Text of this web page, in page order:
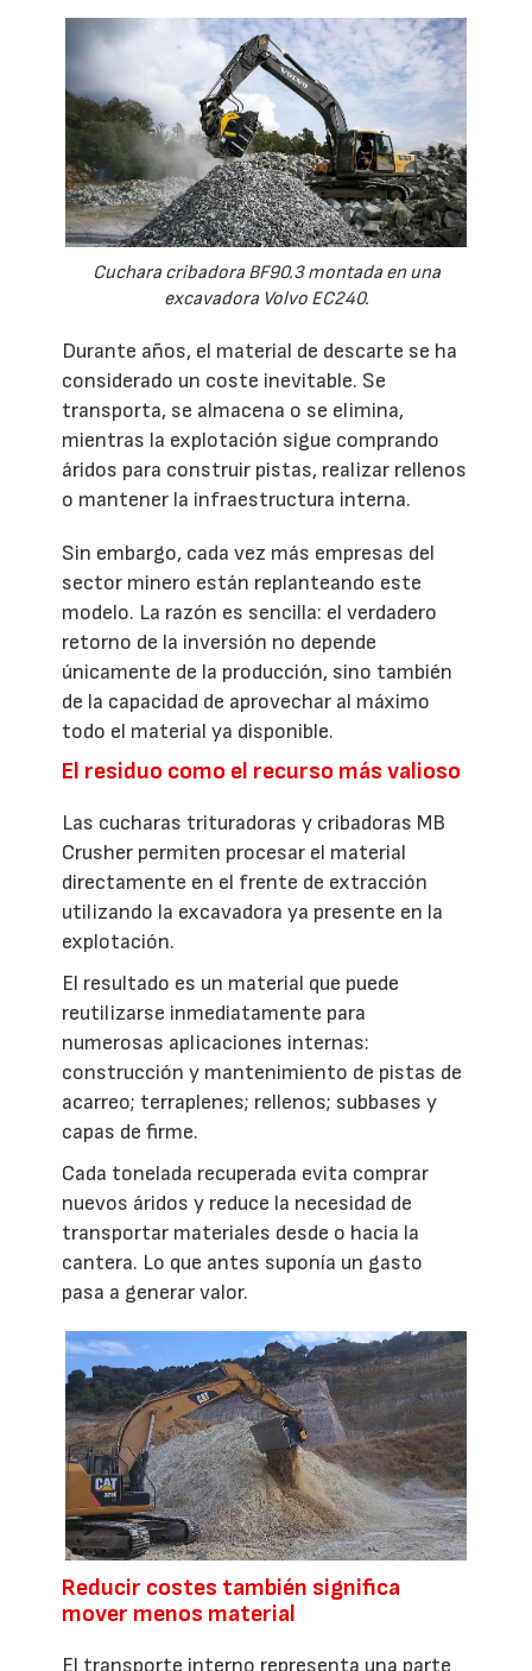
Cuchara cribadora BF90.3 montada en una
excavadora Volvo EC240.
Durante años, el material de descarte se ha
considerado un coste inevitable. Se
transporta, se almacena o se elimina,
mientras la explotación sigue comprando
áridos para construir pistas, realizar rellenos
o mantener la infraestructura interna.
Sin embargo, cada vez más empresas del
sector minero están replanteando este
modelo. La razón es sencilla: el verdadero
retorno de la inversión no depende
únicamente de la producción, sino también
de la capacidad de aprovechar al máximo
todo el material ya disponible.
El residuo como el recurso más valioso
Las cucharas trituradoras y cribadoras MB
Crusher permiten procesar el material
directamente en el frente de extracción
utilizando la excavadora ya presente en la
explotación.
El resultado es un material que puede
reutilizarse inmediatamente para
numerosas aplicaciones internas:
construcción y mantenimiento de pistas de
acarreo; terraplenes; rellenos; subbases y
capas de firme.
Cada tonelada recuperada evita comprar
nuevos áridos y reduce la necesidad de
transportar materiales desde o hacia la
cantera. Lo que antes suponía un gasto
pasa a generar valor.
Reducir costes también significa
mover menos material
El transporte interno representa una parte